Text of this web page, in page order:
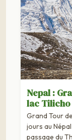
Nepal :
lac Tilicho
Grand Tour
jours au
passage du